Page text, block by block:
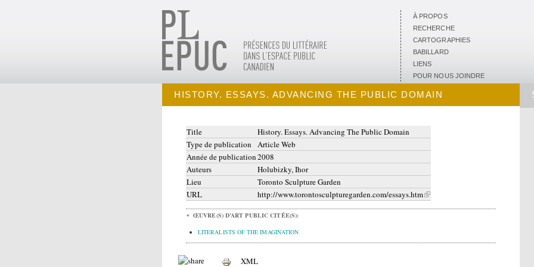
À PROPOS
RECHERCHE
CARTOGRAPHIES
BABILLARD
LIENS
POUR NOUS JOINDRE
HISTORY. ESSAYS. ADVANCING THE PUBLIC DOMAIN
Title
History. Essays. Advancing The Public Domain
Type de publication
Article Web
Année de publication2008
Auteurs
Holubizky, Ihor
Lieu
Toronto Sculpture Garden
URL
http://www.torontosculpturegarden.com/essays.htm
ŒUVRE(S) D’ART PUBLIC CITÉE(S):
LITERALISTS OF THE IMAGINATION
XML